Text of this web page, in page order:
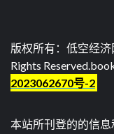
版权所有：低空经
Rights Reserved.
2023062670号-2
本站所刊登的的信息